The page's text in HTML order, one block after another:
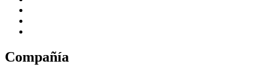
Compañía